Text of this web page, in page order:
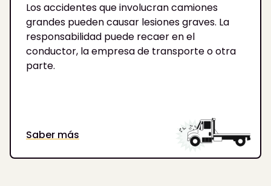
Los accidentes que involucran camiones
grandes pueden causar lesiones graves. La
responsabilidad puede recaer en el
conductor, la empresa de transporte o otra
parte.
Saber más